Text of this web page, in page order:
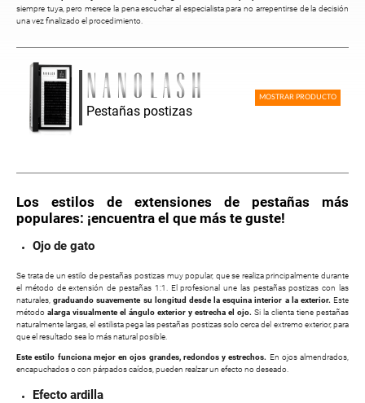
siempre tuya, pero merece la pena escuchar al especialista para no arrepentirse de la decisión
una vez finalizado el procedimiento.
Pestañas postizas
MOSTRAR PRODUCTO
Los estilos de extensiones de pestañas más
populares: ¡encuentra el que más te guste!
Ojo de gato
Se trata de un estilo de pestañas postizas muy popular, que se realiza principalmente durante
el método de extensión de pestañas 1:1. El profesional une las pestañas postizas con las
naturales,graduando suavemente su longitud desde la esquina interior a la exterior. Este
método alarga visualmente el ángulo exterior y estrecha el ojo. Si la clienta tiene pestañas
naturalmente largas, el estilista pega las pestañas postizas solo cerca del extremo exterior, para
que el resultado sea lo más natural posible.
Este estilo funciona mejor en ojos grandes, redondos y estrechos. En ojos almendrados,
encapuchados o con párpados caídos, pueden realzar un efecto no deseado.
Efecto ardilla